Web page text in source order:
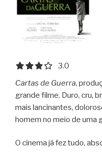
3.0 out of 5.0
3.0
Cartas de Guerra,
grande filme. Duro, cru,
mais lancinantes,
homem no meio de uma
O cinema já fez tudo,